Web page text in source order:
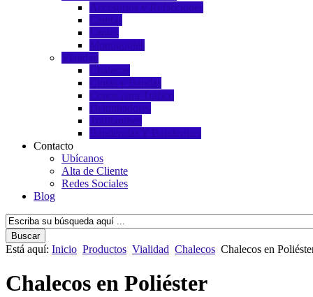
Accesorios y Refacciones
Caretas
Lentes
Monogogles
Vialidad
Chalecos
Cintas y Bandas
Conos para Tráfico
Delimitadores
Trafitambos
Banderolas Y Banderines
Contacto
Ubícanos
Alta de Cliente
Redes Sociales
Blog
Está aquí: Inicio Productos Vialidad Chalecos Chalecos en
Chalecos en Poliéster